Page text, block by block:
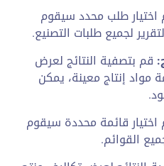
طلب محدد سيقوم
لجميع طلبات التصنيع.
قم بتصفية النتائج لعرض
مواد إنتاج معينة، يمكن
قائمة محددة سيقوم
القوائم.